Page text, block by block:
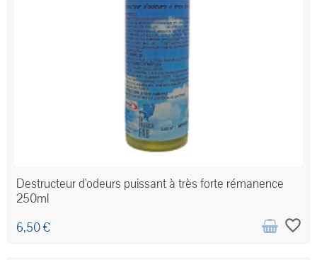
Destructeur d'odeurs puissant à très forte rémanence
250ml
6,50 €
favorite_border